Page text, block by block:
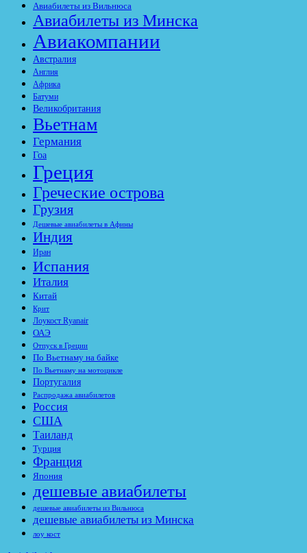
Авиабилеты из Вильнюса
Авиабилеты из Минска
Авиакомпании
Австралия
Англия
Африка
Батуми
Великобритания
Вьетнам
Германия
Гоа
Греция
Греческие острова
Грузия
Дешевые авиабилеты в Афины
Индия
Иран
Испания
Италия
Китай
Крит
Лоукост Ryanair
ОАЭ
Отпуск в Греции
По Вьетнаму на байке
По Вьетнаму на мотоцикле
Португалия
Распродажа авиабилетов
Россия
США
Таиланд
Турция
Франция
Япония
дешевые авиабилеты
дешевые авиабилеты из Вильнюса
дешевые авиабилеты из Минска
лоу кост